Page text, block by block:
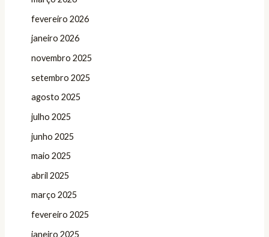
fevereiro 2026
janeiro 2026
novembro 2025
setembro 2025
agosto 2025
julho 2025
junho 2025
maio 2025
abril 2025
março 2025
fevereiro 2025
janeiro 2025